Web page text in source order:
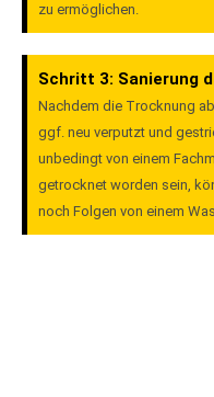
zu ermöglichen.
Schritt 3: Sanierung
Nachdem die Trocknung
ggf. neu verputzt und
unbedingt von einem
getrocknet worden sein,
noch Folgen von einem